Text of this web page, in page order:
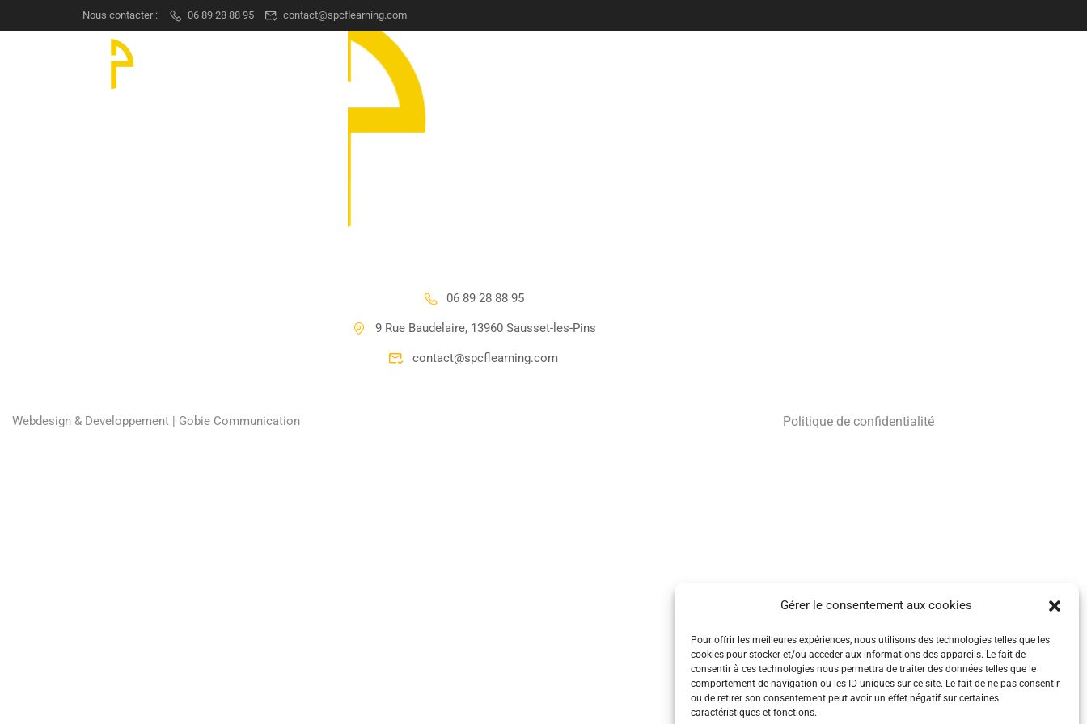
Gérer le consentement aux cookies
Pour offrir les meilleures expériences, nous utilisons des technologies telles que les
cookies pour stocker et/ou accéder aux informations des appareils. Le fait de
consentir à ces technologies nous permettra de traiter des données telles que le
comportement de navigation ou les ID uniques sur ce site. Le fait de ne pas consentir
ou de retirer son consentement peut avoir un effet négatif sur certaines
caractéristiques et fonctions.
Nous contacter : 06 89 28 88 95 contact@spcflearning.com
06 89 28 88 95
9 Rue Baudelaire, 13960 Sausset-les-Pins
contact@spcflearning.com
Webdesign & Developpement | Gobie Communication Politique de confidentialité